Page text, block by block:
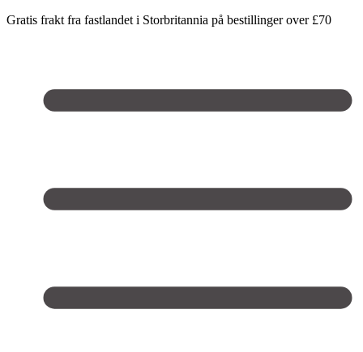
Gratis frakt fra fastlandet i Storbritannia på bestillinger over £70